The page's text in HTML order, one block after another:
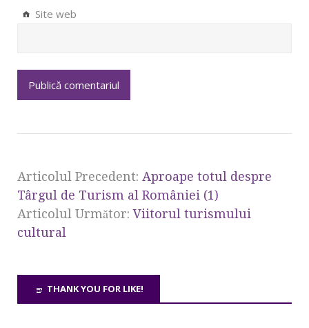
Site web
Articolul Precedent: Aproape totul despre
Târgul de Turism al României (1)
Articolul Următor:Viitorul turismului
cultural
THANK YOU FOR LIKE!